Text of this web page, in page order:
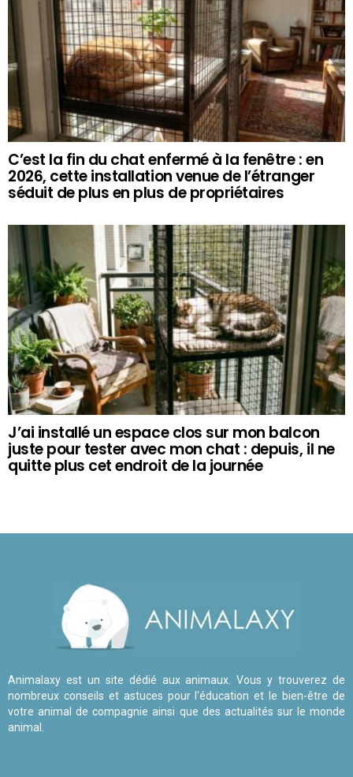
C’est la fin du chat enfermé à la fenêtre : en
2026, cette installation venue de l’étranger
séduit de plus en plus de propriétaires
J’ai installé un espace clos sur mon balcon
juste pour tester avec mon chat : depuis, il ne
quitte plus cet endroit de la journée
Animalaxy est un site dédié aux animaux. Vous y trouverez de
nombreux conseils et astuces pour l'éducation et le bien-être de
votre animal de compagnie ainsi que des actualités sur le monde
animal.